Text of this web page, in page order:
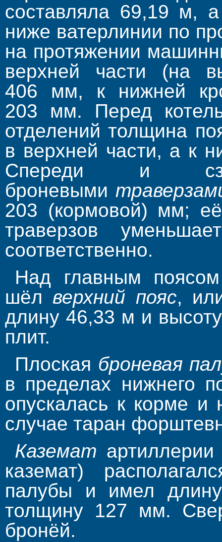
составляла 69,19 м,
ниже ватерлинии по
на протяжении
верхней части (на
406 мм, к нижней
203 мм. Перед
отделений толщина
в верхней части, а к
Спереди и
броневыми
203 (кормовой) мм;
траверзов
соответственно.
Над главным
шёлверхний пояс,
длину 46,33 м и
плит.
Плоская броневая
в пределах нижнего
опускалась к корме и
случае таран
Каземат
каземат)
палубы и имел
толщину 127 мм.
бронёй.